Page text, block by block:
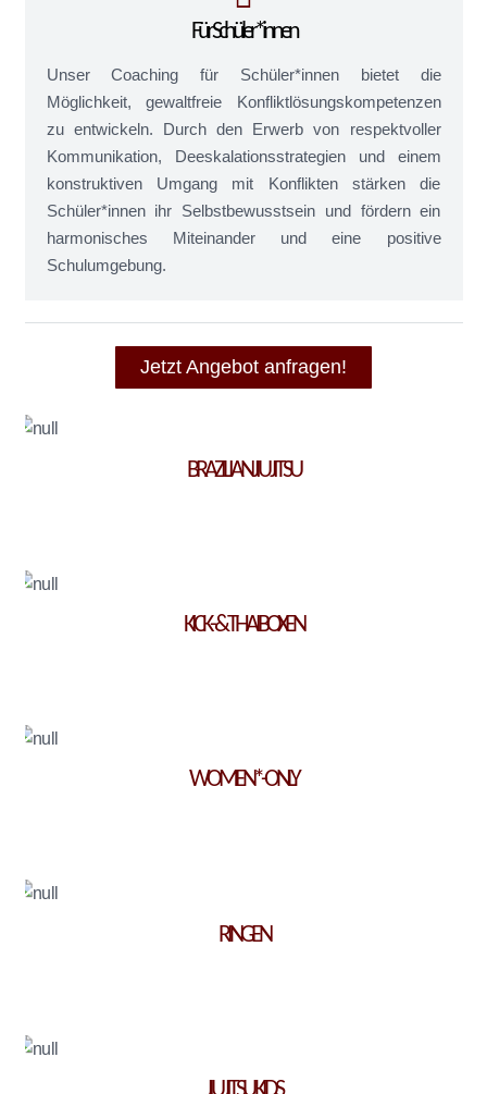
Für Schüler*innen
Unser Coaching für Schüler*innen bietet die
Möglichkeit, gewaltfreie Konfliktlösungskompetenzen
zu entwickeln. Durch den Erwerb von respektvoller
Kommunikation, Deeskalationsstrategien und einem
konstruktiven Umgang mit Konflikten stärken die
Schüler*innen ihr Selbstbewusstsein und fördern ein
harmonisches Miteinander und eine positive
Schulumgebung.
Jetzt Angebot anfragen!
BRAZILIAN JIU JITSU
KICK- & THAIBOXEN
WOMEN*-ONLY
RINGEN